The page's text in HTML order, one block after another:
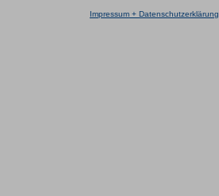
Impressum + Datenschutzerklärung